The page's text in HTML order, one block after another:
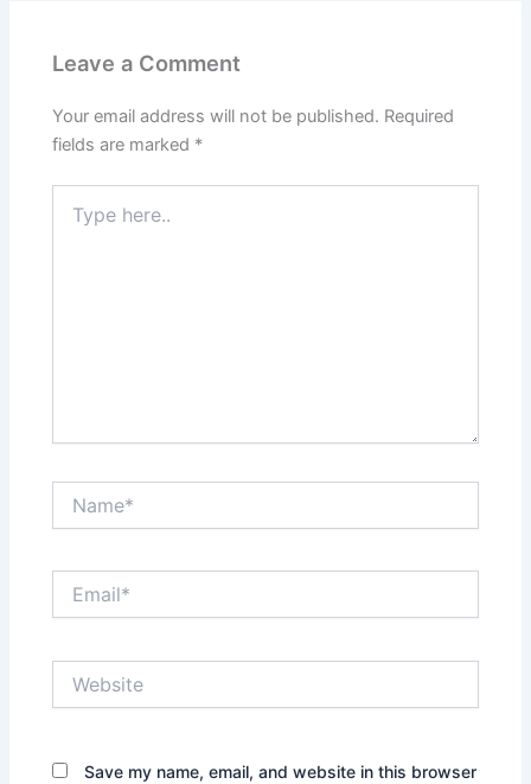
Leave a Comment
Your email address will not be published. Required
fields are marked *
here..
Save my name, email, and website in this browser